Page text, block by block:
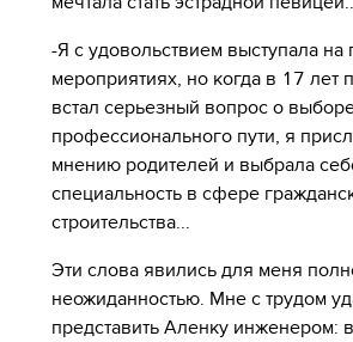
-Я с удовольствием выступала на
мероприятиях, но когда в 17 лет
встал серьезный вопрос о
профессионального пути, я
мнению родителей и выбрала
специальность в сфере
строительства...
Эти слова явились для меня
неожиданностью. Мне с трудом
представить Аленку инженером: